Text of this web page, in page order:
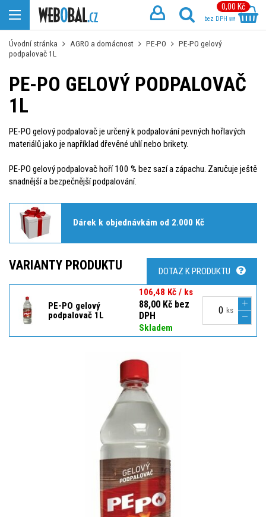
0,00 Kč
bez DPH
Úvodní stránka AGRO a domácnost PE-PO
PE-PO gelový
podpalovač 1L
PE-PO GELOVÝ PODPALOVAČ
1L
PE-PO gelový podpalovač je určený k podpalování pevných hořlavých
materiálů jako je například dřevěné uhlí nebo brikety.
PE-PO gelový podpalovač hoří 100 % bez sazí a zápachu. Zaručuje ještě
snadnější a bezpečnější podpalování.
Dárek k objednávkám od 2.000 Kč
VARIANTY PRODUKTU DOTAZ K PRODUKTU
PE-PO gelový
podpalovač 1L
106,48 Kč / ks
88,00 Kč bez
DPH
Skladem
ks